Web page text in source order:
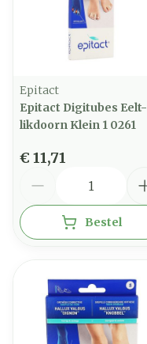
Epitact
Epitact Digitubes Eelt-
likdoorn Klein 1 0261
€ 11,71
Bestel